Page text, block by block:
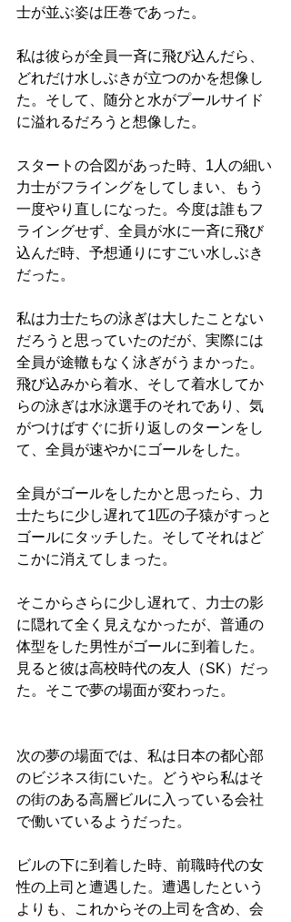
士が並ぶ姿は圧巻であった。
私は彼らが全員一斉に飛び込んだら、
どれだけ水しぶきが立つのかを想像し
た。そして、随分と水がプールサイド
に溢れるだろうと想像した。
スタートの合図があった時、1人の細い
力士がフライングをしてしまい、もう
一度やり直しになった。今度は誰もフ
ライングせず、全員が水に一斉に飛び
込んだ時、予想通りにすごい水しぶき
だった。
私は力士たちの泳ぎは大したことない
だろうと思っていたのだが、実際には
全員が途轍もなく泳ぎがうまかった。
飛び込みから着水、そして着水してか
らの泳ぎは水泳選手のそれであり、気
がつけばすぐに折り返しのターンをし
て、全員が速やかにゴールをした。
全員がゴールをしたかと思ったら、力
士たちに少し遅れて1匹の子猿がすっと
ゴールにタッチした。そしてそれはど
こかに消えてしまった。
そこからさらに少し遅れて、力士の影
に隠れて全く見えなかったが、普通の
体型をした男性がゴールに到着した。
見ると彼は高校時代の友人（SK）だっ
た。そこで夢の場面が変わった。
次の夢の場面では、私は日本の都心部
のビジネス街にいた。どうやら私はそ
の街のある高層ビルに入っている会社
で働いているようだった。
ビルの下に到着した時、前職時代の女
性の上司と遭遇した。遭遇したという
よりも、これからその上司を含め、会